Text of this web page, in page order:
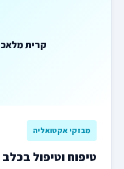
קרית
מבזקי אקטואליה
טיפוח וטיפול